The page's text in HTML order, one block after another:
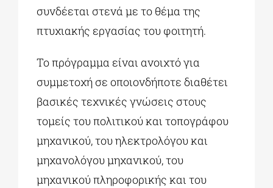
συνδέεται στενά με το θέμα της
πτυχιακής εργασίας του φοιτητή.
Το πρόγραμμα είναι ανοιχτό για
συμμετοχή σε οποιονδήποτε διαθέτει
βασικές τεχνικές γνώσεις στους
τομείς του πολιτικού και τοπογράφου
μηχανικού, του ηλεκτρολόγου και
μηχανολόγου μηχανικού, του
μηχανικού πληροφορικής και του